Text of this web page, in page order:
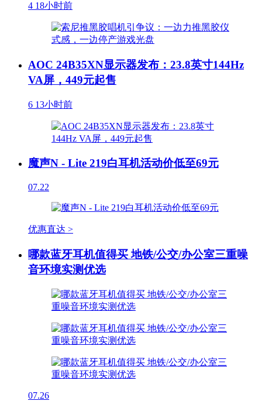
4 18小时前
AOC 24B35XN显示器发布：23.8英寸144Hz
VA屏，449元起售
6 13小时前
魔声N - Lite 219白耳机活动价低至69元
07.22
优惠直达 >
哪款蓝牙耳机值得买 地铁/公交/办公室三重噪
音环境实测优选
07.26